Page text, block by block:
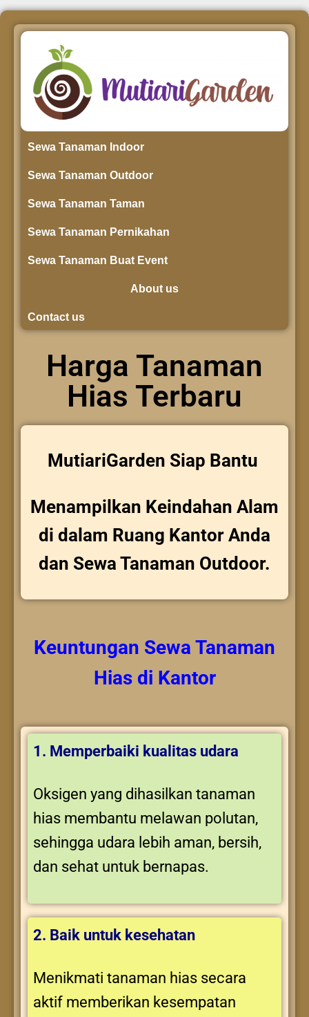
Sewa Tanaman Indoor
Sewa Tanaman Outdoor
Sewa Tanaman Taman
Sewa Tanaman Pernikahan
Sewa Tanaman Buat Event
About us
Contact us
Harga Tanaman
Hias Terbaru
MutiariGarden Siap Bantu
Menampilkan Keindahan Alam
di dalam Ruang Kantor Anda
dan Sewa Tanaman Outdoor.
Keuntungan Sewa Tanaman
Hiasdi Kantor
1. Memperbaiki kualitas udara
Oksigen yang dihasilkan tanaman
hias membantu melawan polutan,
sehingga udara lebih aman, bersih,
dan sehat untuk bernapas.
2. Baik untuk kesehatan
Menikmati tanaman hias secara
aktif memberikan kesempatan